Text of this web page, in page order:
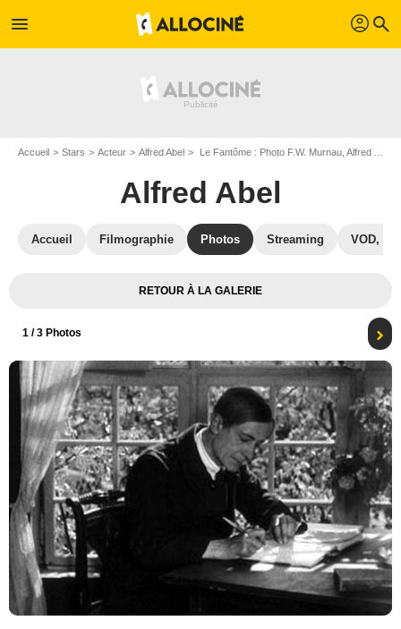
menu profil search
Accueil Stars Acteur Alfred Abel Le Fantôme : Photo F.W. Murnau, Alfred Abel
Alfred Abel
Accueil Filmographie Photos Streaming VOD,
RETOUR À LA GALERIE
1 / 3 Photos